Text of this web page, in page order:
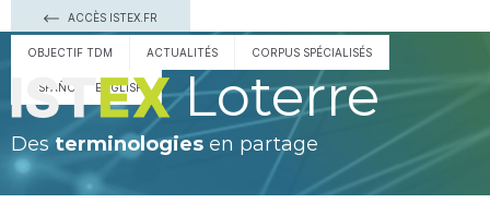
ACCÈS ISTEX.FR
OBJECTIF TDM ACTUALITÉS CORPUS SPÉCIALISÉS
ESPAÑOL ENGLISH Loterre
Des terminologies en partage